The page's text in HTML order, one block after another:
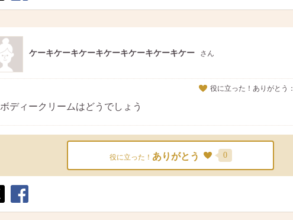
ア
ケーキケーキケーキケーキケーキケーキケー さん
役に立った！ありがとう：
ボディークリームはどうでしょう
役に立った！ ありがとう 0
ア